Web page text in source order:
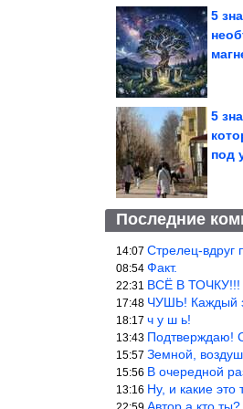
5
5
под
Последние
14:07 Стрелец-вдруг понял,
08:54 Факт.
22:31 ВСЁ В ТОЧКУ!!!
17:48 ЧУШЬ! Каждый знак
18:17 ч у ш ь!
13:43 Подтверждаю! Со
15:57 Земной, воздушный.,
15:56 В очередной раз Глоба
13:16 Ну, и какие это